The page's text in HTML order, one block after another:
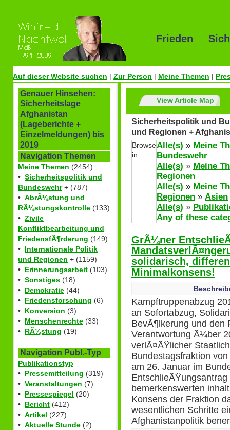
Frieden
Auf dieser Website suchen | Zur Person | Meine Themen |
Genauer Hinsehen:
Sicherheitslage
Afghanistan
(Lageberichte +
Einzelmeldungen) bis
2019
Navigation Themen
Meine Themen (2454)
• Sicherheitspolitik und
Bundeswehr+ (787)
• AbrÃ¼stung und
RÃ¼stungskontrolle (133)
• Zivile
Konfliktbearbeitung und
FriedensfÃ¶rderung (149)
• Internationale Politik
und Regionen + (1159)
• Erinnerungsarbeit (103)
• Sonstiges (18)
• Demokratie (44)
• Friedensforschung (6)
• Konversion (3)
• Menschenrechte (33)
• RÃ¼stung (19)
Navigation Publ.-Typ
Publikationstyp
• Pressemitteilung (319)
• Veranstaltungen (7)
• Pressespiegel (20)
• Bericht (412)
• Artikel (227)
• Aktuelle Stunde (2)
View Article Map
Sicherheitspolitik und
und Regionen +
Browse
in:
Alle(s) » Meine
Bundeswehr
Alle(s) » Meine
Regionen
Alle(s) » Meine
Regionen » Asien
Alle(s) »
Any of these
GrÃ¼ner
solidarisch,
Minimalkonsens!
Kampftruppenabzug
an Sofortabzug,
BevÃ¶lkerung und den
Verantwortung Ã¼ber
verlÃ¤ÃŸlicher
Bundestagsfraktion
am 26. Januar im
bemerkenswerten
Konsens der Fraktion
wesentlichen Schritte
Afghanistanpolitik